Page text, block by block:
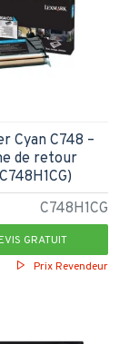
C748H1CG
Cyan C748 –
de retour
GRATUIT
Prix Revendeur